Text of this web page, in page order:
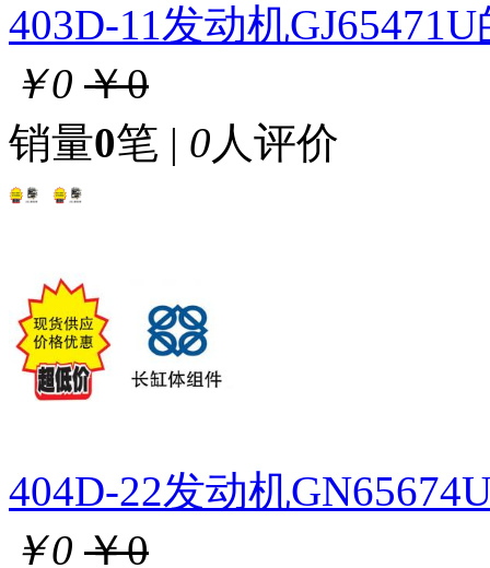
403D-11发动机
￥0 ￥0
销量0笔 | 0人评价
404D-22发动机
￥0 ￥0